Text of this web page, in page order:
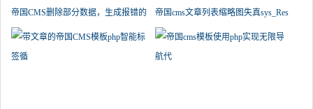
帝国CMS删除部分数据，生成报错的
解
帝国cms文章列表缩略图失真sys_Res